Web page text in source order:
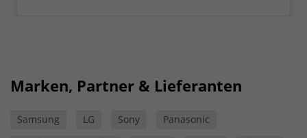
Marken, Partner & Lieferanten
Samsung LG Sony
Panasonic